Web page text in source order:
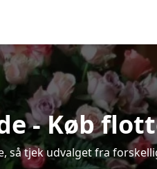
- Køb
så tjek udvalget fra